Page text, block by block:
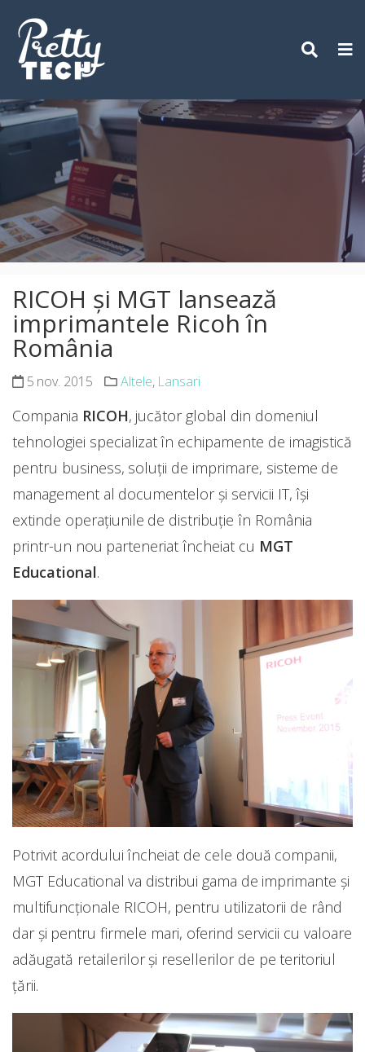
content
RICOH şi MGT lansează
imprimantele Ricoh în
România
5 nov. 2015 Altele, Lansari
Compania RICOH, jucător global din domeniul
tehnologiei specializat în echipamente de imagistică
pentru business, soluţii de imprimare, sisteme de
management al documentelor şi servicii IT, îşi
extinde operaţiunile de distribuţie în România
printr-un nou parteneriat încheiat cu MGT
Educational.
Potrivit acordului încheiat de cele două companii,
MGT Educational va distribui gama de imprimante şi
multifuncţionale RICOH, pentru utilizatorii de rând
dar și pentru firmele mari, oferind servicii cu valoare
adăugată retailerilor şi resellerilor de pe teritoriul
ţării.